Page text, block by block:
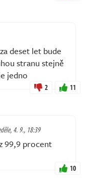
deset let bude
stranu stejně
jedno
2 11
4. 9., 18:39
99,9 procent
10